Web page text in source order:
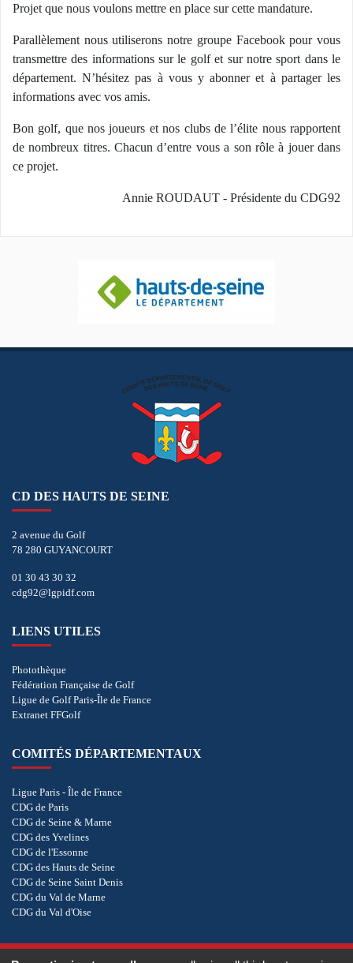
Projet que nous voulons mettre en place sur cette mandature.
Parallèlement nous utiliserons notre groupe Facebook pour vous
transmettre des informations sur le golf et sur notre sport dans le
département. N’hésitez pas à vous y abonner et à partager les
informations avec vos amis.
Bon golf, que nos joueurs et nos clubs de l’élite nous rapportent
de nombreux titres. Chacun d’entre vous a son rôle à jouer dans
ce projet.
Annie ROUDAUT - Présidente du CDG92
CD DES HAUTS DE SEINE
2 avenue du Golf
78 280 GUYANCOURT
01 30 43 30 32
cdg92@lgpidf.com
LIENS UTILES
Photothèque
Fédération Française de Golf
Ligue de Golf Paris-Île de France
Extranet FFGolf
COMITÉS DÉPARTEMENTAUX
Ligue Paris - Île de France
CDG de Paris
CDG de Seine & Marne
CDG des Yvelines
CDG de l'Essonne
CDG des Hauts de Seine
CDG de Seine Saint Denis
CDG du Val de Marne
CDG du Val d'Oise